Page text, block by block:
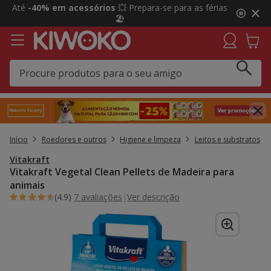
2
3,
mensagem,
Até -40% em acessórios 💥 Prepara-se para as férias
🏖️
Início Roedores e outros Higiene e limpeza Leitos e substratos
Vitakraft
Vitakraft Vegetal Clean Pellets de Madeira para
animais
(4.9) 7 avaliações |Ver descrição